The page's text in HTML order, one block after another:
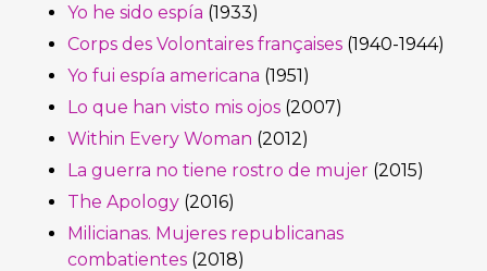
Yo he sido espía (1933)
Corps des Volontaires françaises (1940-1944)
Yo fui espía americana (1951)
Lo que han visto mis ojos (2007)
Within Every Woman (2012)
La guerra no tiene rostro de mujer (2015)
The Apology (2016)
Milicianas. Mujeres republicanas
combatientes (2018)